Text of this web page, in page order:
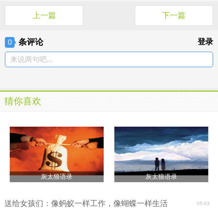
上一篇 下一篇
0 条评论 登录
来说两句吧...
猜你喜欢
灰太狼语录 灰太狼语录
05-03
送给女孩们：像蚂蚁一样工作，像蝴蝶一样生活